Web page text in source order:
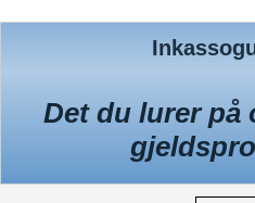
Det du lurer på